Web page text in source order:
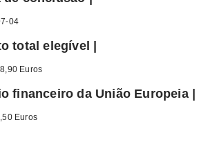
04
total elegível |
Euros
financeiro da União Europeia |
Euros